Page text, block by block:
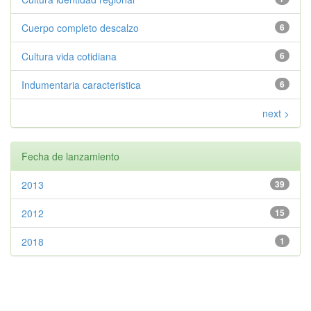
6
Cuerpo completo descalzo
6
Cultura vida cotidiana
6
Indumentaria caracteristica
next >
Fecha de lanzamiento
39
2013
15
2012
1
2018